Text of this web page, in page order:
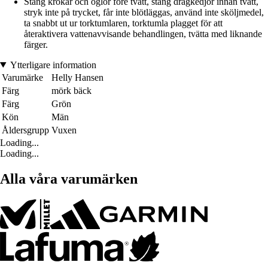
stryk inte på trycket, får inte blötläggas, använd inte sköljmedel,
ta snabbt ut ur torktumlaren, torktumla plagget för att
återaktivera vattenavvisande behandlingen, tvätta med liknande
färger.
Ytterligare information
Varumärke
Helly Hansen
Färg
mörk bäck
Färg
Grön
Kön
Män
Åldersgrupp Vuxen
Loading...
Loading...
Alla våra varumärken